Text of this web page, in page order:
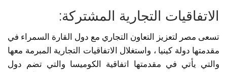
الاتفاقيات التجارية المشتركة:
تسعى مصر لتعزيز التعاون التجاري مع دول القارة السمراء في
مقدمتها دولة كينيا ، واستغلال الاتفاقيات التجارية المبرمة معها
والتي يأتي في مقدمتها اتفاقية الكوميسا والتي تضم دول